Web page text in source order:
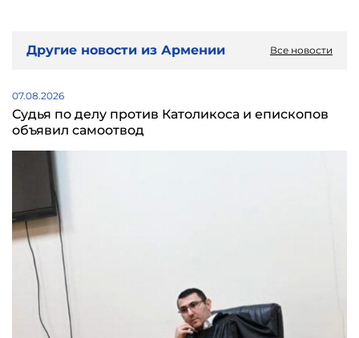
Другие новости из Армении Все новости
07.08.2026
Судья по делу против Католикоса и епископов
объявил самоотвод